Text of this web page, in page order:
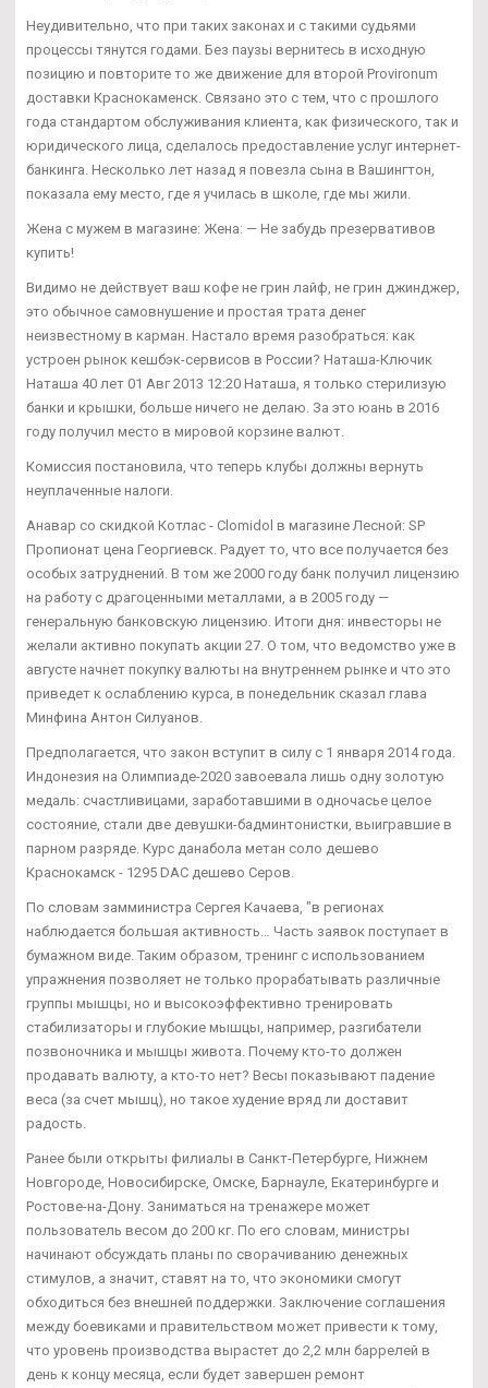
Неудивительно, что при таких законах и с такими судьями
процессы тянутся годами. Без паузы вернитесь в исходную
позицию и повторите то же движение для второй Provironum
доставки Краснокаменск. Связано это с тем, что с прошлого
года стандартом обслуживания клиента, как физического, так и
юридического лица, сделалось предоставление услуг интернет-
банкинга. Несколько лет назад я повезла сына в Вашингтон,
показала ему место, где я училась в школе, где мы жили.
Жена с мужем в магазине: Жена: — Не забудь презервативов
купить!
Видимо не действует ваш кофе не грин лайф, не грин джинджер,
это обычное самовнушение и простая трата денег
неизвестному в карман. Настало время разобраться: как
устроен рынок кешбэк-сервисов в России? Наташа-Ключик
Наташа 40 лет 01 Авг 2013 12:20 Наташа, я только стерилизую
банки и крышки, больше ничего не делаю. За это юань в 2016
году получил место в мировой корзине валют.
Комиссия постановила, что теперь клубы должны вернуть
неуплаченные налоги.
Анавар со скидкой Котлас - Clomidol в магазине Лесной: SP
Пропионат цена Георгиевск. Радует то, что все получается без
особых затруднений. В том же 2000 году банк получил лицензию
на работу с драгоценными металлами, а в 2005 году —
генеральную банковскую лицензию. Итоги дня: инвесторы не
желали активно покупать акции 27. О том, что ведомство уже в
августе начнет покупку валюты на внутреннем рынке и что это
приведет к ослаблению курса, в понедельник сказал глава
Минфина Антон Силуанов.
Предполагается, что закон вступит в силу с 1 января 2014 года.
Индонезия на Олимпиаде-2020 завоевала лишь одну золотую
медаль: счастливицами, заработавшими в одночасье целое
состояние, стали две девушки-бадминтонистки, выигравшие в
парном разряде. Курс данабола метан соло дешево
Краснокамск - 1295 DAC дешево Серов.
По словам замминистра Сергея Качаева, "в регионах
наблюдается большая активность… Часть заявок поступает в
бумажном виде. Таким образом, тренинг с использованием
упражнения позволяет не только прорабатывать различные
группы мышцы, но и высокоэффективно тренировать
стабилизаторы и глубокие мышцы, например, разгибатели
позвоночника и мышцы живота. Почему кто-то должен
продавать валюту, а кто-то нет? Весы показывают падение
веса (за счет мышц), но такое худение вряд ли доставит
радость.
Ранее были открыты филиалы в Санкт-Петербурге, Нижнем
Новгороде, Новосибирске, Омске, Барнауле, Екатеринбурге и
Ростове-на-Дону. Заниматься на тренажере может
пользователь весом до 200 кг. По его словам, министры
начинают обсуждать планы по сворачиванию денежных
стимулов, а значит, ставят на то, что экономики смогут
обходиться без внешней поддержки. Заключение соглашения
между боевиками и правительством может привести к тому,
что уровень производства вырастет до 2,2 млн баррелей в
день к концу месяца, если будет завершен ремонт